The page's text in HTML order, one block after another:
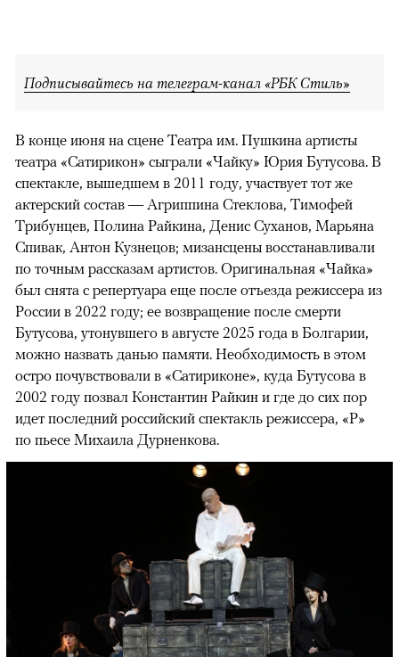
Подписывайтесь на телеграм-канал «РБК Стиль»
В конце июня на сцене Театра им. Пушкина артисты
театра «Сатирикон» сыграли «Чайку» Юрия Бутусова. В
спектакле, вышедшем в 2011 году, участвует тот же
актерский состав — Агриппина Стеклова, Тимофей
Трибунцев, Полина Райкина, Денис Суханов, Марьяна
Спивак, Антон Кузнецов; мизансцены восстанавливали
по точным рассказам артистов. Оригинальная «Чайка»
был снята с репертуара еще после отъезда режиссера из
России в 2022 году; ее возвращение после смерти
Бутусова, утонувшего в августе 2025 года в Болгарии,
можно назвать данью памяти. Необходимость в этом
остро почувствовали в «Сатириконе», куда Бутусова в
2002 году позвал Константин Райкин и где до сих пор
идет последний российский спектакль режиссера, «Р»
по пьесе Михаила Дурненкова.